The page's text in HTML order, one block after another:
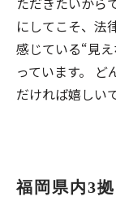
にしてこそ、法
感じている“見
っています。
だければ嬉しい
福岡県内3